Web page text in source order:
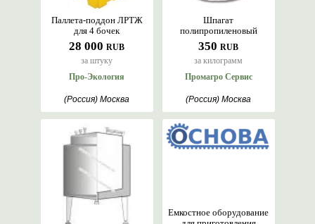
28 000 RUB
за штуку
Паллета-поддон ЛРТЖ
для 4 бочек
Про-Экология
(Россия) Москва
350 RUB
за килограмм
Шпагат
полипропиленовый
Промагро Сервис
(Россия) Москва
Емкостное оборудование